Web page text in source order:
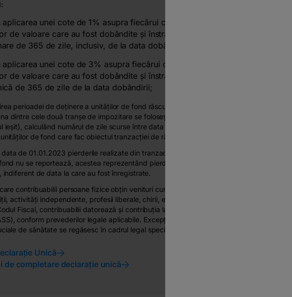
aplicarea unei cote de 1% asupra fiecărui câştig din transferul
de valoare care au fost dobândite şi înstrăinate într-o perioadă
de 365 de zile, inclusiv, de la data dobândirii;
aplicarea unei cote de 3% asupra fiecărui câştig din transferul
de valoare care au fost dobândite şi înstrăinate într-o perioadă
de 365 de zile de la data dobândirii;
perioadei de deținere a unităților de fond răscumpărate și a încadrării
dintre cele două tranșe de impozitare se folosește metoda FIFO (primul
ieșit), calculând numărul de zile scurse între data emisiunii unităților de fond și
de fond care fac obiectul tranzacției de răscumpărare.
de 01.01.2023 pierderile realizate din tranzacțiile de răscumpărare a
nu se reportează, acestea reprezentând pierderi definitive ale
indiferent de data la care au fost înregistrate.
contribuabilii persoane fizice obțin venituri cumulate anuale din mai multe
activități independente, profesii liberale, chirii, etc mai mari decât plafonul
Fiscal, contribuabilii datorează și contribuția la asigurările sociale de
conform prevederilor legale aplicabile. Excepțiile de la plata contribuției la
de sănătate se regăsesc în cadrul legal specific, în vigoare.
Unică
de completare declarație unică